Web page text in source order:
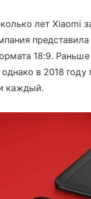
лет Xiaomi
18:9.
в 2018
каждый.